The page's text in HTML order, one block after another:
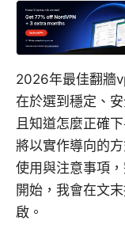
2026年最佳翻牆
在於選到穩定、
且知道怎麼正確
將以實作導向的
使用與注意事項
開始，我會在文
啟。